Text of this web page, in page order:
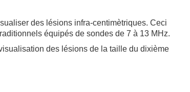
des lésions infra-centimètriques. Ceci
équipés de sondes de 7 à 13 MHz.
des lésions de la taille du dixième